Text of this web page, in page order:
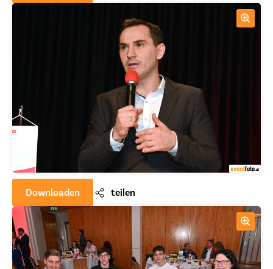
Downloaden teilen